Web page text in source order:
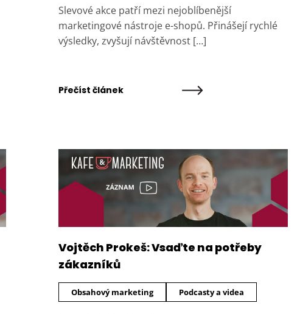
Slevové akce patří mezi nejoblíbenější
marketingové nástroje e-shopů. Přinášejí rychlé
výsledky, zvyšují návštěvnost […]
Přečíst článek
Vojtěch Prokeš: Vsaďte na potřeby
zákazníků
Obsahový marketing Podcasty a videa